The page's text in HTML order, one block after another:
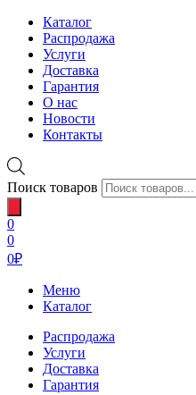
Каталог
Распродажа
Услуги
Доставка
Гарантия
О нас
Новости
Контакты
Поиск товаров
0
0
0₽
Меню
Каталог
Распродажа
Услуги
Доставка
Гарантия